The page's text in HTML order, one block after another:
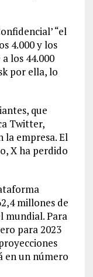
“el
4.000 y los
los 44.000
por ella, lo
que
Twitter,
la empresa. El
X ha perdido
millones de
mundial. Para
para 2023
en un número